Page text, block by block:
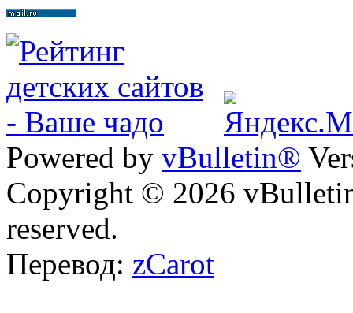
Powered by vBulletin®
Copyright © 2026
reserved.
Перевод: zCarot